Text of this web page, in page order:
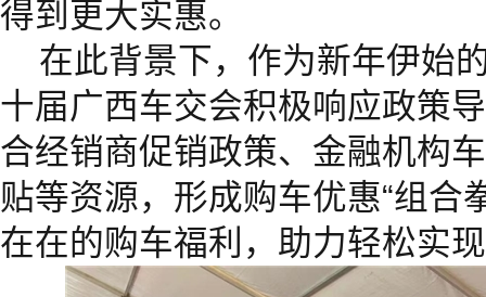
得到更大实惠。
在此背景下，作为新年伊始
十届广西车交会积极响应政策
合经销商促销政策、金融机构
贴等资源，形成购车优惠“组合
在在的购车福利，助力轻松实